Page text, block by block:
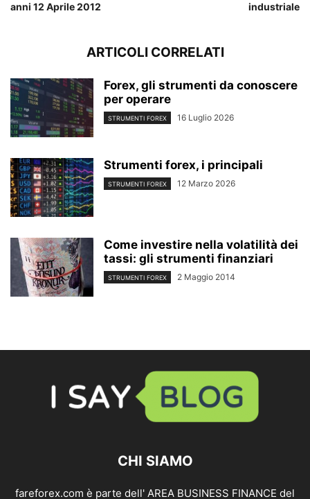
anni 12 Aprile 2012
industriale
ARTICOLI CORRELATI
Forex, gli strumenti da conoscere
per operare
STRUMENTI FOREX 16 Luglio 2026
Strumenti forex, i principali
STRUMENTI FOREX 12 Marzo 2026
Come investire nella volatilità dei
tassi: gli strumenti finanziari
STRUMENTI FOREX 2 Maggio 2014
CHI SIAMO
fareforex.com è parte dell' AREA BUSINESS FINANCE del